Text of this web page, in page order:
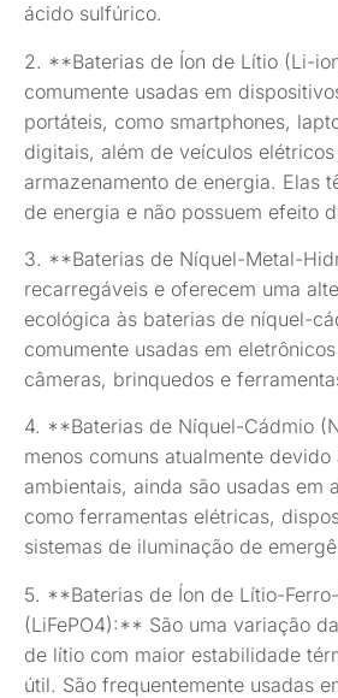
ácido sulfúrico.
2. **Baterias de Íon de Lítio (Li-
comumente usadas em
portáteis, como smartphones,
digitais, além de veículos
armazenamento de energia. Elas
de energia e não possuem efeito
3. **Baterias de Níquel-Metal-
recarregáveis e oferecem uma
ecológica às baterias de níquel-
comumente usadas em
câmeras, brinquedos e
4. **Baterias de Níquel-Cádmio
menos comuns atualmente
ambientais, ainda são usadas em
como ferramentas elétricas,
sistemas de iluminação de
5. **Baterias de Íon de Lítio-
(LiFePO4):** São uma variação
de lítio com maior estabilidade
útil. São frequentemente usadas